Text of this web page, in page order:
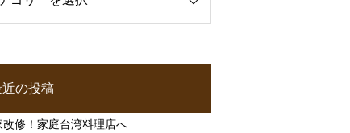
近の投稿
改修！家庭台湾料理店へ